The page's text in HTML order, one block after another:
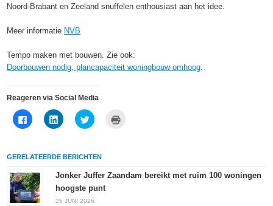
Noord-Brabant en Zeeland snuffelen enthousiast aan het idee.
Meer informatie NVB
Tempo maken met bouwen. Zie ook:
Doorbouwen nodig, plancapaciteit woningbouw omhoog.
Reageren via Social Media
Klik
om
Facebook
(Wordt
een
nieuw
venster
geopend)
Klik
om
delen
(Wordt
een
venster
geopend)
Klik
om
Twitter
(Wordt
een
venster
geopend)
nieuw
GERELATEERDE BERICHTEN
Jonker Juffer Zaandam bereikt met ruim 100 woningen
hoogste punt
25 JUNI 2026